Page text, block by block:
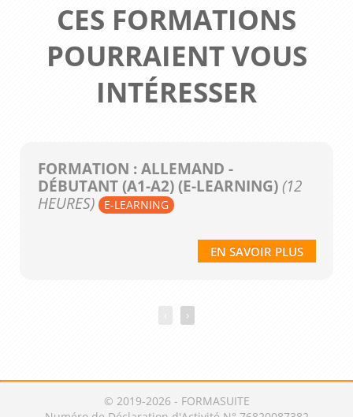
CES FORMATIONS
POURRAIENT VOUS
INTÉRESSER
FORMATION : ALLEMAND -
DÉBUTANT (A1-A2) (E-LEARNING)(12
HEURES)
E-LEARNING
EN SAVOIR PLUS
›
© 2019-2026 - FORMASUITE